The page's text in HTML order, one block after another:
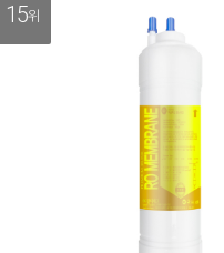
15위